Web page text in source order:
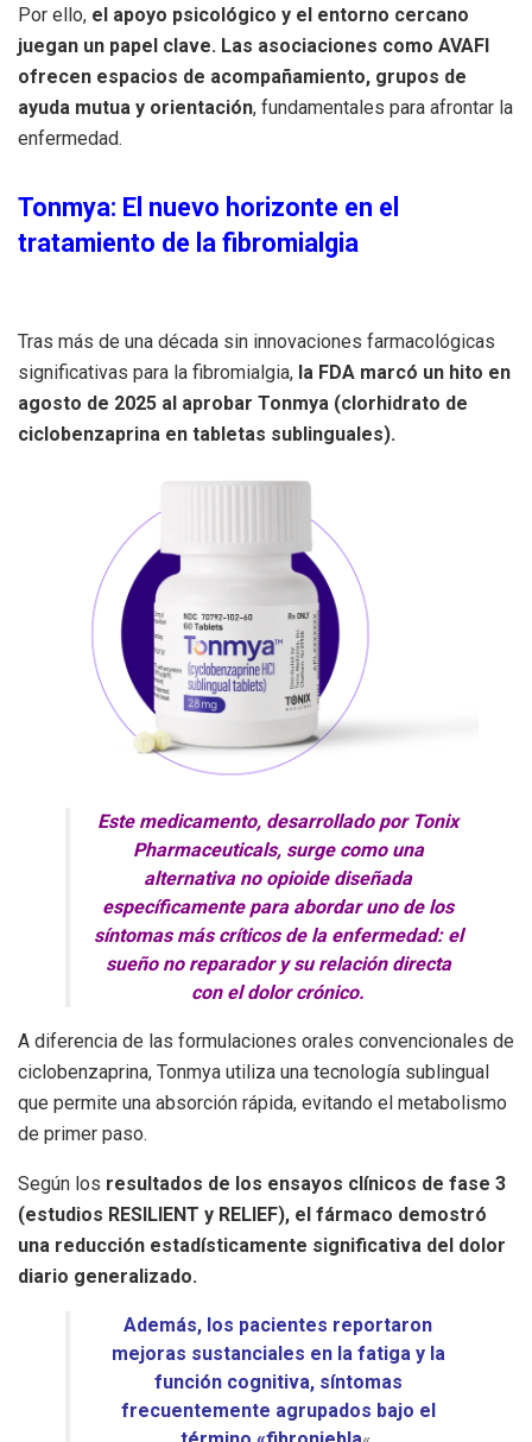
Por ello, el apoyo psicológico y el entorno cercano
juegan un papel clave. Las asociaciones como AVAFI
ofrecen espacios de acompañamiento, grupos de
ayuda mutua y orientación, fundamentales para afrontar la
enfermedad.
Tonmya: El nuevo horizonte en el
tratamiento de la fibromialgia
Tras más de una década sin innovaciones farmacológicas
significativas para la fibromialgia, la FDA marcó un hito en
agosto de 2025 al aprobar Tonmya (clorhidrato de
ciclobenzaprina en tabletas sublinguales).
Este medicamento, desarrollado por Tonix
Pharmaceuticals, surge como una
alternativa no opioide diseñada
específicamente para abordar uno de los
síntomas más críticos de la enfermedad: el
sueño no reparador y su relación directa
con el dolor crónico.
A diferencia de las formulaciones orales convencionales de
ciclobenzaprina, Tonmya utiliza una tecnología sublingual
que permite una absorción rápida, evitando el metabolismo
de primer paso.
Según los resultados de los ensayos clínicos de fase 3
(estudios RESILIENT y RELIEF), el fármaco demostró
una reducción estadísticamente significativa del dolor
diario generalizado.
Además, los pacientes reportaron
mejoras sustanciales en la fatiga y la
función cognitiva, síntomas
frecuentemente agrupados bajo el